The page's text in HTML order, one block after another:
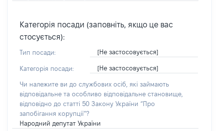
Категорія посади (заповніть, якщо це вас
стосується):
Тип посади: [Не застосовується]
Категорія посади: [Не застосовується]
Чи належите ви до службових осіб, які займають
відповідальне та особливо відповідальне становище,
відповідно до статті 50 Закону України “Про
запобігання корупції”?
Народний депутат України